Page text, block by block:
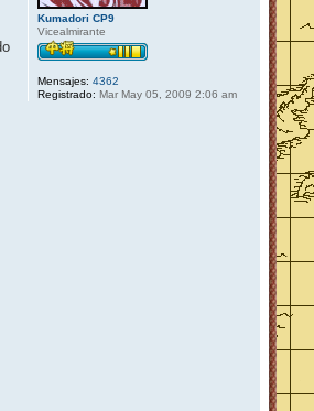
Kumadori CP9
Vicealmirante
Mensajes: 4362
Registrado: Mar May 05, 2009 2:06 am